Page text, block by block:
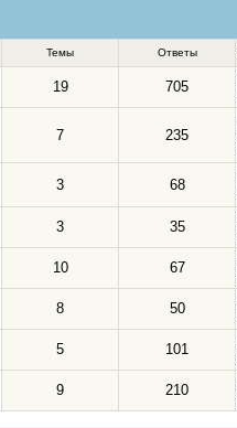
Темы Ответы
19 705
7 235
3 68
3 35
10 67
8 50
5 101
9 210